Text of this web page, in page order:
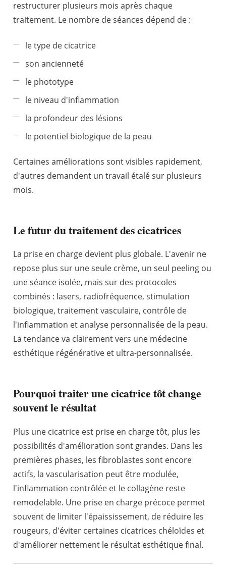
restructurer plusieurs mois après chaque
traitement. Le nombre de séances dépend de :
le type de cicatrice
son ancienneté
le phototype
le niveau d'inflammation
la profondeur des lésions
le potentiel biologique de la peau
Certaines améliorations sont visibles rapidement,
d'autres demandent un travail étalé sur plusieurs
mois.
Le futur du traitement des cicatrices
La prise en charge devient plus globale. L'avenir ne
repose plus sur une seule crème, un seul peeling ou
une séance isolée, mais sur des protocoles
combinés : lasers, radiofréquence, stimulation
biologique, traitement vasculaire, contrôle de
l'inflammation et analyse personnalisée de la peau.
La tendance va clairement vers une médecine
esthétique régénérative et ultra-personnalisée.
Pourquoi traiter une cicatrice tôt change
souvent le résultat
Plus une cicatrice est prise en charge tôt, plus les
possibilités d'amélioration sont grandes. Dans les
premières phases, les fibroblastes sont encore
actifs, la vascularisation peut être modulée,
l'inflammation contrôlée et le collagène reste
remodelable. Une prise en charge précoce permet
souvent de limiter l'épaississement, de réduire les
rougeurs, d'éviter certaines cicatrices chéloïdes et
d'améliorer nettement le résultat esthétique final.